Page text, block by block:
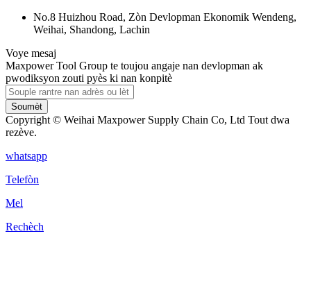
No.8 Huizhou Road, Zòn Devlopman Ekonomik Wendeng,
Weihai, Shandong, Lachin
Voye mesaj
Maxpower Tool Group te toujou angaje nan devlopman ak
pwodiksyon zouti pyès ki nan konpitè
Soumèt
Copyright © Weihai Maxpower Supply Chain Co, Ltd Tout dwa
rezève.
whatsapp
Telefòn
Mel
Rechèch